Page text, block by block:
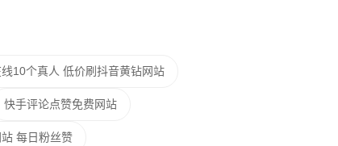
10个真人 低价刷抖音黄钻网站
快手评论点赞免费网站
每日粉丝赞